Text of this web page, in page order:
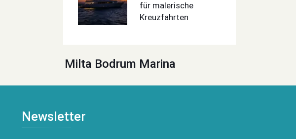
für malerische
Kreuzfahrten
Milta Bodrum Marina
Newsletter